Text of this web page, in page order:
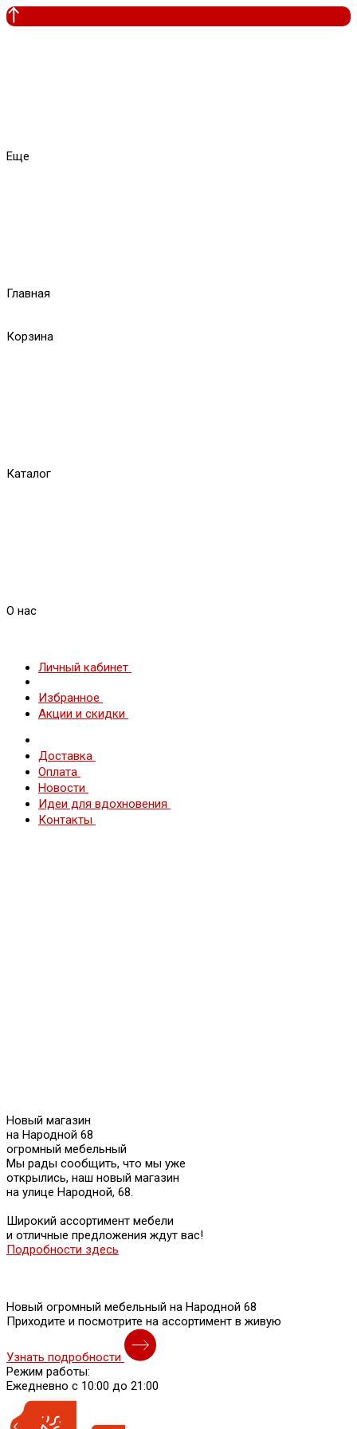
Еще
Главная
Корзина
Каталог
О нас
Личный кабинет
Избранное
Акции и скидки
Доставка
Оплата
Новости
Идеи для вдохновения
Контакты
Новый магазин
на Народной 68
огромный мебельный
Мы рады сообщить, что мы уже
открылись, наш новый магазин
на улице Народной, 68.
Широкий ассортимент мебели
и отличные предложения ждут вас!
Подробности здесь
Новый огромный мебельный на Народной 68
Приходите и посмотрите на ассортимент в живую
Узнать подробности
Режим работы:
Ежедневно с 10:00 до 21:00